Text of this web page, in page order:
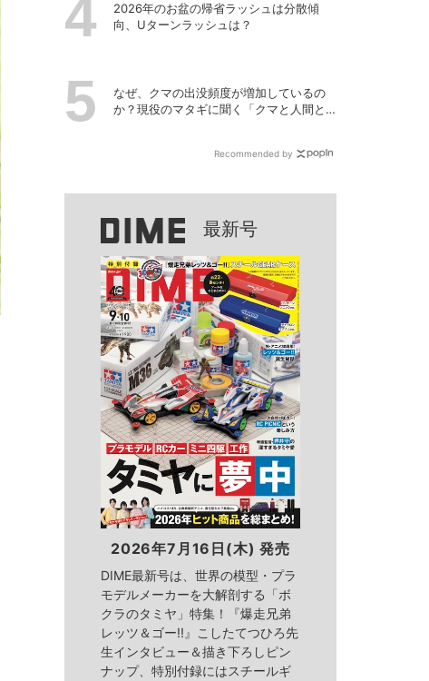
2026年のお盆の帰省ラッシュは分散傾
向、Uターンラッシュは？
なぜ、クマの出没頻度が増加しているの
か？現役のマタギに聞く「クマと人間と
Recommended by
最新号
2026年7月16日(木) 発売
DIME最新号は、世界の模型・プラ
モデルメーカーを大解剖する「ボ
クラのタミヤ」特集！『爆走兄弟
レッツ＆ゴー!!』こしたてつひろ先
生インタビュー＆描き下ろしピン
ナップ、特別付録にはスチールギ